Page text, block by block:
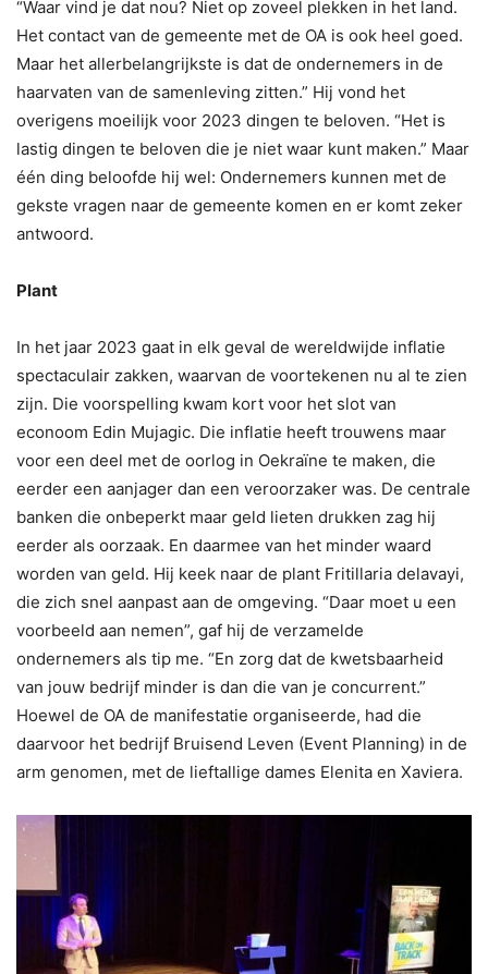
“Waar vind je dat nou? Niet op zoveel plekken in het land.
Het contact van de gemeente met de OA is ook heel goed.
Maar het allerbelangrijkste is dat de ondernemers in de
haarvaten van de samenleving zitten.” Hij vond het
overigens moeilijk voor 2023 dingen te beloven. “Het is
lastig dingen te beloven die je niet waar kunt maken.” Maar
één ding beloofde hij wel: Ondernemers kunnen met de
gekste vragen naar de gemeente komen en er komt zeker
antwoord.
Plant
In het jaar 2023 gaat in elk geval de wereldwijde inflatie
spectaculair zakken, waarvan de voortekenen nu al te zien
zijn. Die voorspelling kwam kort voor het slot van
econoom Edin Mujagic. Die inflatie heeft trouwens maar
voor een deel met de oorlog in Oekraïne te maken, die
eerder een aanjager dan een veroorzaker was. De centrale
banken die onbeperkt maar geld lieten drukken zag hij
eerder als oorzaak. En daarmee van het minder waard
worden van geld. Hij keek naar de plant Fritillaria delavayi,
die zich snel aanpast aan de omgeving. “Daar moet u een
voorbeeld aan nemen”, gaf hij de verzamelde
ondernemers als tip me. “En zorg dat de kwetsbaarheid
van jouw bedrijf minder is dan die van je concurrent.”
Hoewel de OA de manifestatie organiseerde, had die
daarvoor het bedrijf Bruisend Leven (Event Planning) in de
arm genomen, met de lieftallige dames Elenita en Xaviera.